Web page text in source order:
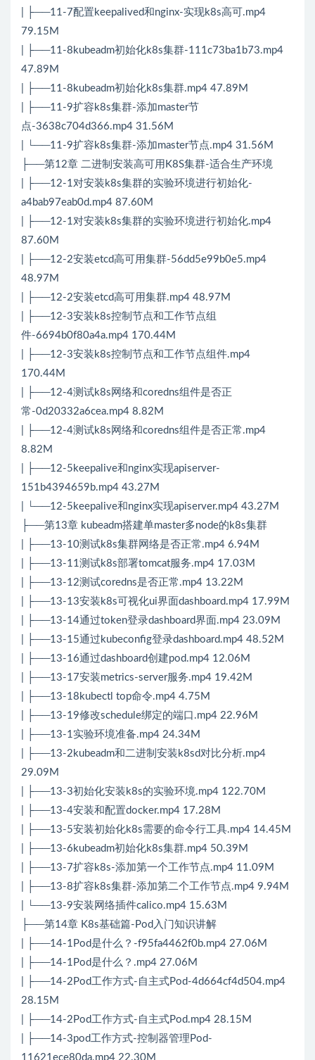
| ├──11-7配置keepalived和nginx-实现k8s高可.mp4
79.15M
| ├──11-8kubeadm初始化k8s集群-111c73ba1b73.mp4
47.89M
| ├──11-8kubeadm初始化k8s集群.mp4 47.89M
| ├──11-9扩容k8s集群-添加master节
点-3638c704d366.mp4 31.56M
| └──11-9扩容k8s集群-添加master节点.mp4 31.56M
├──第12章 二进制安装高可用K8S集群-适合生产环境
| ├──12-1对安装k8s集群的实验环境进行初始化-
a4bab97eab0d.mp4 87.60M
| ├──12-1对安装k8s集群的实验环境进行初始化.mp4
87.60M
| ├──12-2安装etcd高可用集群-56dd5e99b0e5.mp4
48.97M
| ├──12-2安装etcd高可用集群.mp4 48.97M
| ├──12-3安装k8s控制节点和工作节点组
件-6694b0f80a4a.mp4 170.44M
| ├──12-3安装k8s控制节点和工作节点组件.mp4
170.44M
| ├──12-4测试k8s网络和coredns组件是否正
常-0d20332a6cea.mp4 8.82M
| ├──12-4测试k8s网络和coredns组件是否正常.mp4
8.82M
| ├──12-5keepalive和nginx实现apiserver-
151b4394659b.mp4 43.27M
| └──12-5keepalive和nginx实现apiserver.mp4 43.27M
├──第13章 kubeadm搭建单master多node的k8s集群
| ├──13-10测试k8s集群网络是否正常.mp4 6.94M
| ├──13-11测试k8s部署tomcat服务.mp4 17.03M
| ├──13-12测试coredns是否正常.mp4 13.22M
| ├──13-13安装k8s可视化ui界面dashboard.mp4 17.99M
| ├──13-14通过token登录dashboard界面.mp4 23.09M
| ├──13-15通过kubeconfig登录dashboard.mp4 48.52M
| ├──13-16通过dashboard创建pod.mp4 12.06M
| ├──13-17安装metrics-server服务.mp4 19.42M
| ├──13-18kubectl top命令.mp4 4.75M
| ├──13-19修改schedule绑定的端口.mp4 22.96M
| ├──13-1实验环境准备.mp4 24.34M
| ├──13-2kubeadm和二进制安装k8sd对比分析.mp4
29.09M
| ├──13-3初始化安装k8s的实验环境.mp4 122.70M
| ├──13-4安装和配置docker.mp4 17.28M
| ├──13-5安装初始化k8s需要的命令行工具.mp4 14.45M
| ├──13-6kubeadm初始化k8s集群.mp4 50.39M
| ├──13-7扩容k8s-添加第一个工作节点.mp4 11.09M
| ├──13-8扩容k8s集群-添加第二个工作节点.mp4 9.94M
| └──13-9安装网络插件calico.mp4 15.63M
├──第14章 K8s基础篇-Pod入门知识讲解
| ├──14-1Pod是什么？-f95fa4462f0b.mp4 27.06M
| ├──14-1Pod是什么？.mp4 27.06M
| ├──14-2Pod工作方式-自主式Pod-4d664cf4d504.mp4
28.15M
| ├──14-2Pod工作方式-自主式Pod.mp4 28.15M
| ├──14-3pod工作方式-控制器管理Pod-
11621ece80da.mp4 22.30M